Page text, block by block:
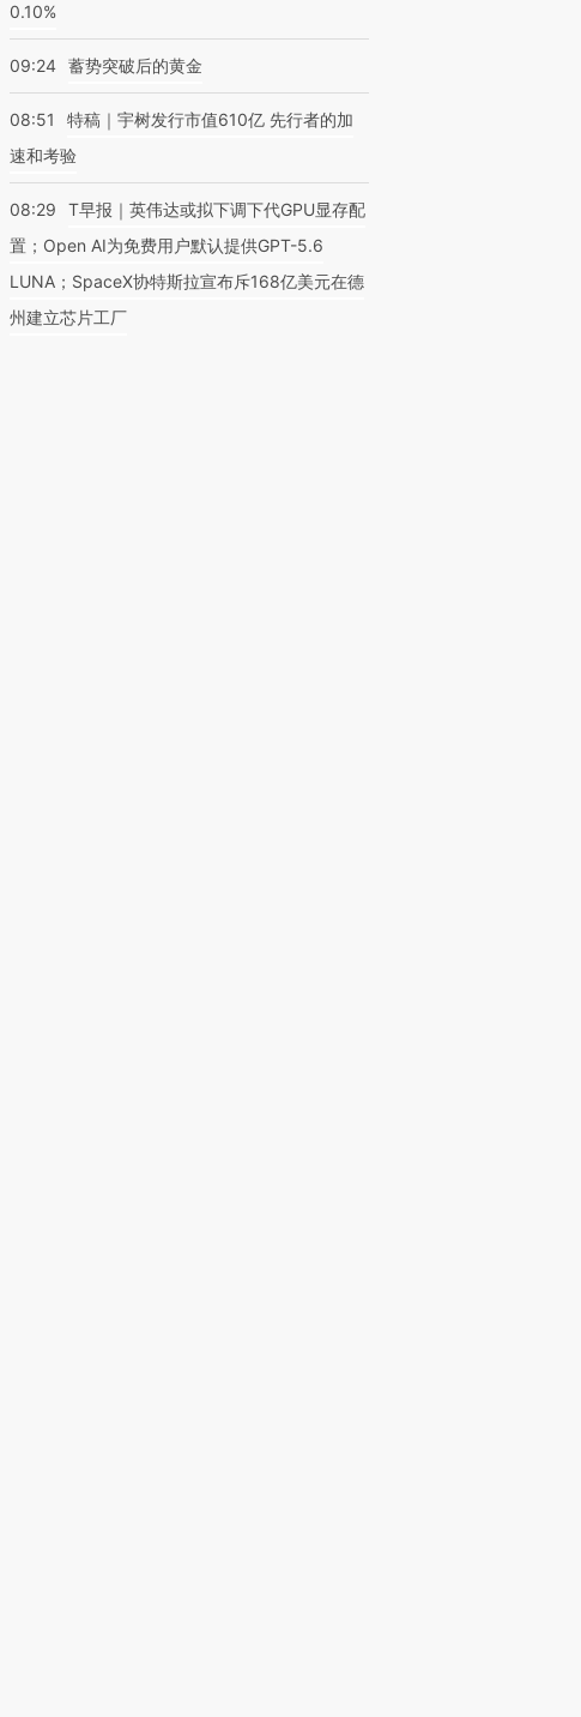
的吸金
走进第四届链博
0.10%
09:24 蓄势突破后的黄金
08:51
特稿｜宇树发行市值610亿 先行者的加
速和考验
08:29
T早报｜英伟达或拟下调下代GPU显存配
置；Open AI为免费用户默认提供GPT-5.6
LUNA；SpaceX协特斯拉宣布斥168亿美元在德
州建立芯片工厂